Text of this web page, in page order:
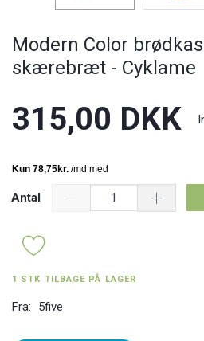
Modern Color
skærebræt - Cyklame
315,00 DKK
Antal
1 STK TILBAGE PÅ LAGER
Fra: 5five